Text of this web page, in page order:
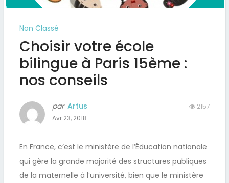
Non Classé
Choisir votre école
bilingue à Paris 15ème :
nos conseils
par Artus
Avr 23, 2018
2157
En France, c’est le ministère de l’Éducation nationale
qui gère la grande majorité des structures publiques
de la maternelle à l’université, bien que le ministère